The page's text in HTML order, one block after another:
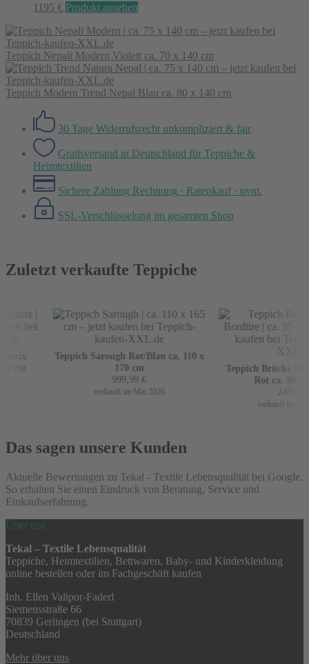
1195 € Produkt ansehen
Teppich Nepali Modern Violett ca. 70 x 140 cm
Teppich Modern Trend Nepal Blau ca. 80 x 140 cm
30 Tage Widerrufsrecht unkompliziert & fair
Gratisversand in Deutschland für Teppiche &
Heimtextilien
Sichere Zahlung Rechnung · Ratenkauf · uvm.
SSL-Verschlüsselung im gesamten Shop
Zuletzt verkaufte Teppiche
Teppich Sarough Rot/Blau ca. 110 x
170 cm
999,99€
verkauft im Mai 2026
Teppich Brücke Mir
Rot ca. 90 x
249,99
verkauft im April
Das sagen unsere Kunden
Aktuelle Bewertungen zu Tekal - Textile Lebensqualität bei Google.
So erhalten Sie einen Eindruck von Beratung, Service und
Einkaufserfahrung.
Über uns
Tekal – Textile Lebensqualität
Teppiche, Heimtextilien, Bettwaren, Baby- und Kinderkleidung
online bestellen oder im Fachgeschäft kaufen
Inh. Ellen Valipor-Faderl
Siemensstraße 66
70839 Gerlingen (bei Stuttgart)
Deutschland
Mehr über uns